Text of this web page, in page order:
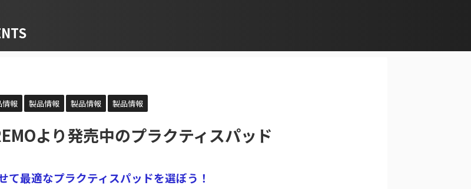
情報 製品情報 製品情報 製品情報
より発売中のプラクティスパッド
て最適なプラクティスパッドを選ぼう！